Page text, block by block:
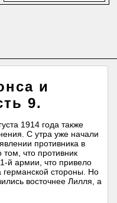
и
9.
1914 года также
С утра уже начали
противника в
что противник
й армии, что привело
германской стороны. Но
восточнее Лилля, а